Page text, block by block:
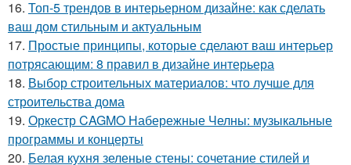
16. Топ-5 трендов в интерьерном дизайне: как сделать
ваш дом стильным и актуальным
17. Простые принципы, которые сделают ваш интерьер
потрясающим: 8 правил в дизайне интерьера
18. Выбор строительных материалов: что лучше для
строительства дома
19. Оркестр CAGMO Набережные Челны: музыкальные
программы и концерты
20. Белая кухня зеленые стены: сочетание стилей и